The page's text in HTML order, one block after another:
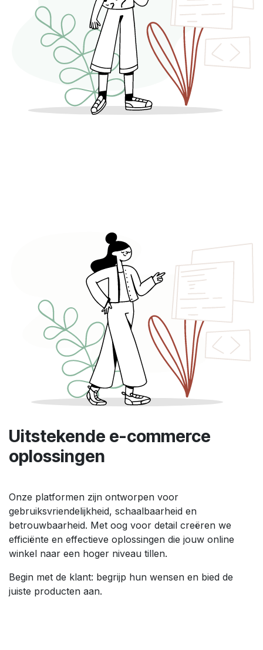
Uitstekende e-commerce
oplossingen
Onze platformen zijn ontworpen voor
gebruiksvriendelijkheid, schaalbaarheid en
betrouwbaarheid. Met oog voor detail creëren we
efficiënte en effectieve oplossingen die jouw online
winkel naar een hoger niveau tillen.
Begin met de klant: begrijp hun wensen en bied de
juiste producten aan.